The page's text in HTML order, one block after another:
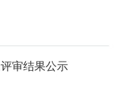
审结果公示